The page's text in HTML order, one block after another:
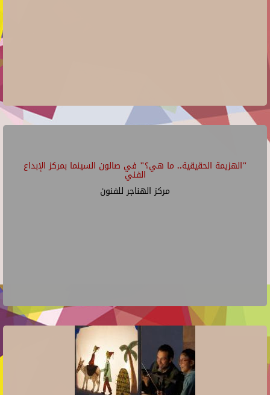
"الهزيمة الحقيقية.. ما هي؟" في صالون السينما بمركز الإبداع
الفني
مركز الهناجر للفنون